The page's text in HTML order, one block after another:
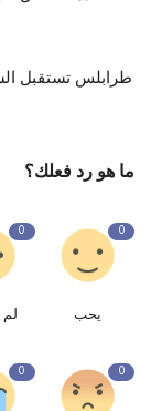
طرابلس تستقبل
ما هو رد فعلك؟
0
يحب
0
0
0